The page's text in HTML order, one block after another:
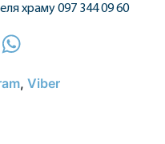
храму 097 344 09 60
Viber
, Viber